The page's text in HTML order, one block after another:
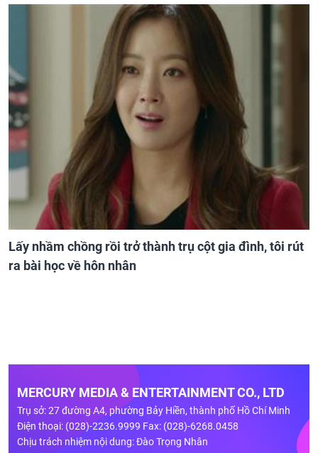
Lấy nhầm chồng rồi trở thành trụ cột gia đình, tôi rút
ra bài học về hôn nhân
MERCURY MEDIA & ENTERTAINMENT CO., LTD
Trụ sở: 27 đường A4, phường Bảy Hiền, thành phố Hồ Chí Minh
Điện thoại: (028)-2236.9999 Fax: (028)-6268.0458
Chịu trách nhiệm nội dung: Đào Trọng Nhân